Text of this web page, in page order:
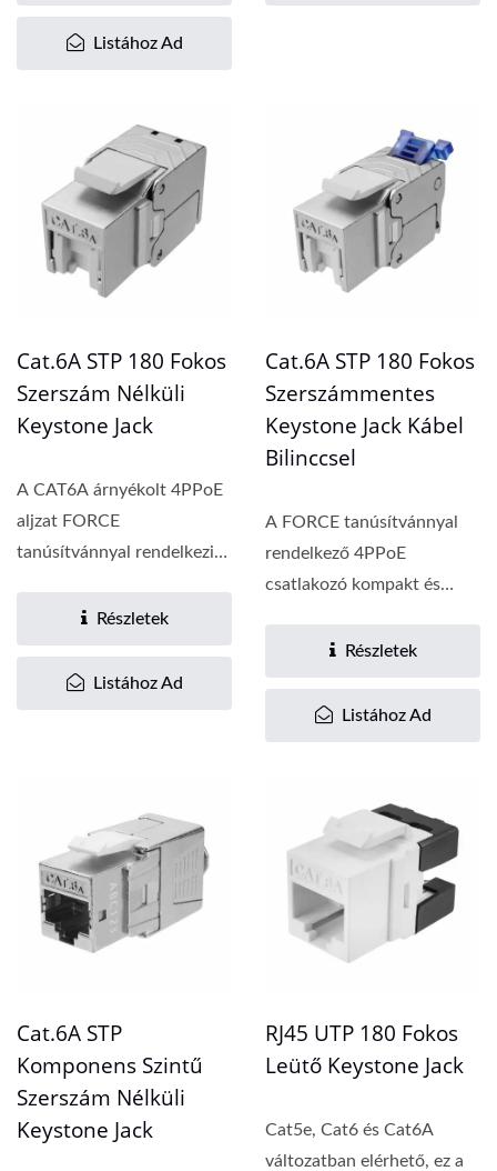
Listához Ad
Cat.6A STP 180 Fokos
Szerszám Nélküli
Keystone Jack
A CAT6A árnyékolt 4PPoE
aljzat FORCE
tanúsítvánnyal rendelkezik,
Részletek
Listához Ad
Cat.6A STP 180 Fokos
Szerszámmentes
Keystone Jack Kábel
Bilinccsel
A FORCE tanúsítvánnyal
rendelkező 4PPoE
csatlakozó kompakt és
Részletek
Listához Ad
Cat.6A STP
Komponens Szintű
Szerszám Nélküli
Keystone Jack
RJ45 UTP 180 Fokos
Leütő Keystone Jack
Cat5e, Cat6 és Cat6A
változatban elérhető, ez a